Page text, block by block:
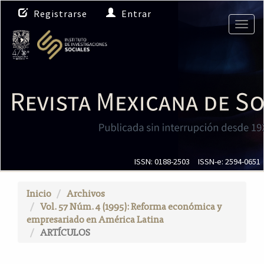
N
a
v
e
g
i
ó
n
c
a
Registrarse Entrar
ISSN: 0188-2503 ISSN-e: 2594-0651
Inicio
Archivos
Vol. 57 Núm. 4 (1995): Reforma económica y
empresariado en América Latina
ARTÍCULOS